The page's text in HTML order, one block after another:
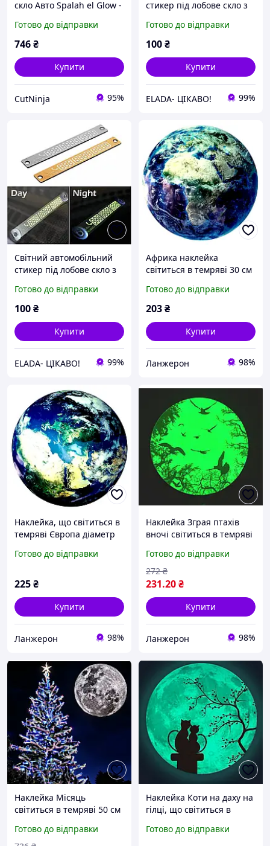
скло Авто Spalah el Glow -
режимів горіння з
анімацією!
Готово до відправки
746₴
Купити
CutNinja 95%
стикер під лобове скло з
автомобільний
автовізитка для
Готово до відправки
100₴
Купити
ELADA- ЦІКАВО! 99%
Світний автомобільний
стикер під лобове скло з
автомобільний
автовізитка для
Готово до відправки
100₴
Купити
ELADA- ЦІКАВО! 99%
Африка наклейка
світиться в темряві 30 см
Світиться наклейка на
стіні!
Готово до відправки
203₴
Купити
Ланжерон 98%
Наклейка, що світиться в
темряві Європа діаметр
Готово до відправки
225₴
Купити
Ланжерон 98%
Наклейка Зграя птахів
вночі світиться в темряві
на стіну!
Готово до відправки
231.20₴
272 ₴
Купити
Ланжерон 98%
Наклейка Місяць
світиться в темряві 50 см
Готово до відправки
Наклейка Коти на даху на
гілці, що світиться в
що світиться, на стіну!
Готово до відправки